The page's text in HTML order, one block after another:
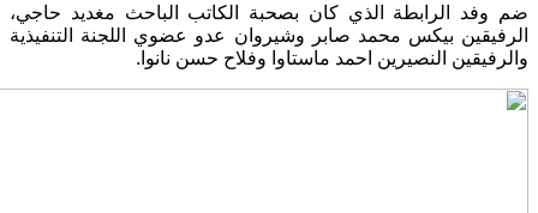
ضم وفد الرابطة الذي كان بصحبة الكاتب الباحث مغديد حاجي،
الرفيقين بيكس محمد صابر وشيروان عدو عضوي اللجنة التنفيذية
والرفيقين النصيرين احمد ماستاوا وفلاح حسن نانوا .